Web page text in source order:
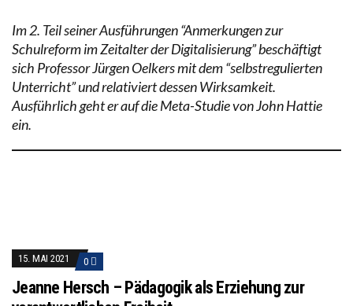
Im 2. Teil seiner Ausführungen “Anmerkungen zur
Schulreform im Zeitalter der Digitalisierung” beschäftigt
sich Professor Jürgen Oelkers mit dem “selbstregulierten
Unterricht” und relativiert dessen Wirksamkeit.
Ausführlich geht er auf die Meta-Studie von John Hattie
ein.
15. MAI 2021 0
Jeanne Hersch – Pädagogik als Erziehung zur